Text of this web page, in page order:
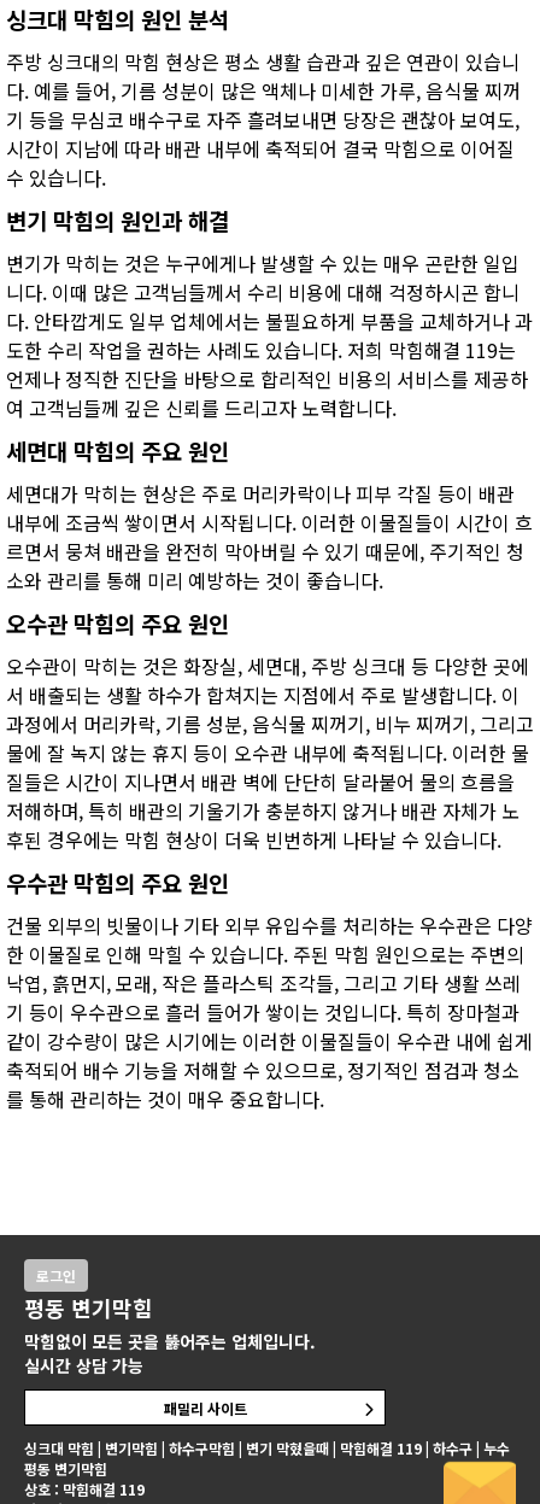
싱크대 막힘의 원인 분석
주방 싱크대의 막힘 현상은 평소 생활 습관과 깊은 연관이 있습니
다. 예를 들어, 기름 성분이 많은 액체나 미세한 가루, 음식물 찌꺼
기 등을 무심코 배수구로 자주 흘려보내면 당장은 괜찮아 보여도,
시간이 지남에 따라 배관 내부에 축적되어 결국 막힘으로 이어질
수 있습니다.
변기 막힘의 원인과 해결
변기가 막히는 것은 누구에게나 발생할 수 있는 매우 곤란한 일입
니다. 이때 많은 고객님들께서 수리 비용에 대해 걱정하시곤 합니
다. 안타깝게도 일부 업체에서는 불필요하게 부품을 교체하거나 과
도한 수리 작업을 권하는 사례도 있습니다. 저희 막힘해결 119는
언제나 정직한 진단을 바탕으로 합리적인 비용의 서비스를 제공하
여 고객님들께 깊은 신뢰를 드리고자 노력합니다.
세면대 막힘의 주요 원인
세면대가 막히는 현상은 주로 머리카락이나 피부 각질 등이 배관
내부에 조금씩 쌓이면서 시작됩니다. 이러한 이물질들이 시간이 흐
르면서 뭉쳐 배관을 완전히 막아버릴 수 있기 때문에, 주기적인 청
소와 관리를 통해 미리 예방하는 것이 좋습니다.
오수관 막힘의 주요 원인
오수관이 막히는 것은 화장실, 세면대, 주방 싱크대 등 다양한 곳에
서 배출되는 생활 하수가 합쳐지는 지점에서 주로 발생합니다. 이
과정에서 머리카락, 기름 성분, 음식물 찌꺼기, 비누 찌꺼기, 그리고
물에 잘 녹지 않는 휴지 등이 오수관 내부에 축적됩니다. 이러한 물
질들은 시간이 지나면서 배관 벽에 단단히 달라붙어 물의 흐름을
저해하며, 특히 배관의 기울기가 충분하지 않거나 배관 자체가 노
후된 경우에는 막힘 현상이 더욱 빈번하게 나타날 수 있습니다.
우수관 막힘의 주요 원인
건물 외부의 빗물이나 기타 외부 유입수를 처리하는 우수관은 다양
한 이물질로 인해 막힐 수 있습니다. 주된 막힘 원인으로는 주변의
낙엽, 흙먼지, 모래, 작은 플라스틱 조각들, 그리고 기타 생활 쓰레
기 등이 우수관으로 흘러 들어가 쌓이는 것입니다. 특히 장마철과
같이 강수량이 많은 시기에는 이러한 이물질들이 우수관 내에 쉽게
축적되어 배수 기능을 저해할 수 있으므로, 정기적인 점검과 청소
를 통해 관리하는 것이 매우 중요합니다.
싱크대 막힘 | 변기막힘 | 하수구막힘 | 변기 막혔을때 | 막힘해결 119 | 하수구 | 누수
평동 변기막힘
상호 : 막힘해결 119
로그인
평동 변기막힘
막힘없이 모든 곳을 뚫어주는 업체입니다.
실시간 상담 가능
패밀리 사이트